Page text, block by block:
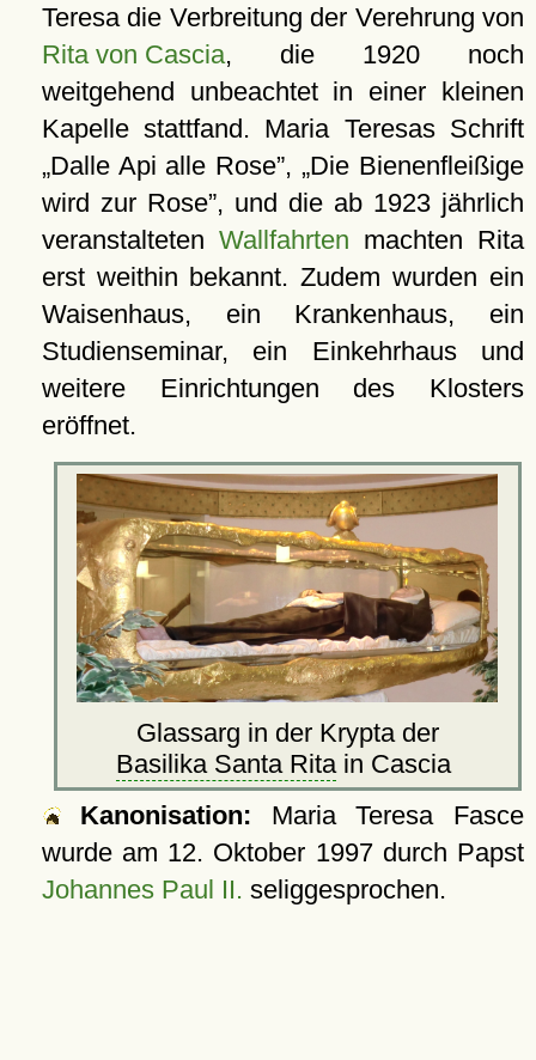
Teresa die Verbreitung der Verehrung von
Rita von Cascia, die 1920 noch
weitgehend unbeachtet in einer kleinen
Kapelle stattfand. Maria Teresas Schrift
Dalle Api alle Rose , Die Bienenfleißige
wird zur Rose , und die ab 1923 jährlich
veranstalteten Wallfahrten machten Rita
erst weithin bekannt. Zudem wurden ein
Waisenhaus, ein Krankenhaus, ein
Studienseminar, ein Einkehrhaus und
weitere Einrichtungen des Klosters
eröffnet.
Glassarg in der Krypta der
Basilika Santa Ritain Cascia
Kanonisation: Maria Teresa Fasce
wurde am 12. Oktober 1997durch Papst
Johannes Paul II. seliggesprochen.